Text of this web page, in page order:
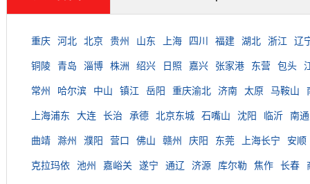
重庆 河北 北京 贵州 山东 上海 四川 福建 湖北 浙江 辽
铜陵 青岛 淄博 株洲 绍兴 日照 嘉兴 张家港 东营 包头
常州 哈尔滨 中山 镇江 岳阳 重庆渝北 济南 太原 马鞍山
上海浦东 大连 长治 承德 北京东城 石嘴山 沈阳 临沂 南通
曲靖 滁州 濮阳 营口 佛山 赣州 庆阳 东莞 上海长宁 安顺
克拉玛依 池州 嘉峪关 遂宁 通辽 济源 库尔勒 焦作 长春